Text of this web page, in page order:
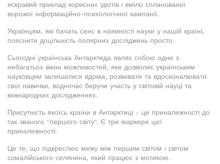
яскравий приклад корисних ідіотів і вміло спланованої
ворожої інформаційно-психологічної кампанії.
Українцям, які бачать сенс в наявності науки у нашій країні,
пояснити доцільність полярних досліджень просто.
Сьогодні українська Антарктида являє собою одне з
небагатьох вікон можливостей, яке дозволяє українським
науковцям залишатися вдома, розвивати та вдосконалювати
свої навички, водночас беручи участь у світовій науці та
міжнародних дослідженнях.
Присутність якоїсь країни в Антарктиці - це приналежності до
так званого "першого світу". Є три маркери цієї
приналежності:
Це те, що підкреслює межу між першим світом і світом
сомалійського селянина, який працює з мотикою.